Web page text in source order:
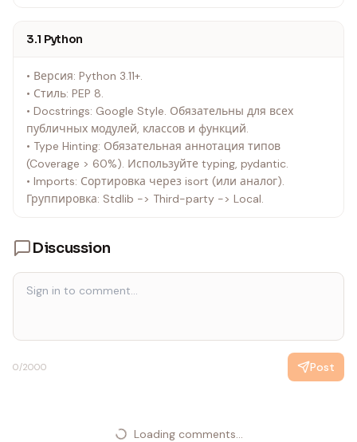
3.1 Python
• Версия: Python 3.11+.
• Стиль: PEP 8.
• Docstrings: Google Style. Обязательны для всех
публичных модулей, классов и функций.
• Type Hinting: Обязательная аннотация типов
(Coverage > 60%). Используйте typing, pydantic.
• Imports: Сортировка через isort (или аналог).
Группировка: Stdlib -> Third-party -> Local.
Discussion
0/2000 Post
Loading comments...